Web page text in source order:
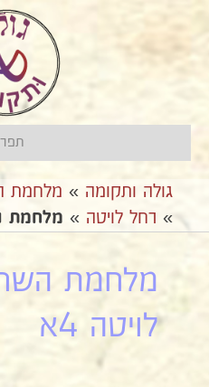
גולה ותקומה » מלחמת
» רחל לויטה » מלחמת
מלחמת
לויטה 4א